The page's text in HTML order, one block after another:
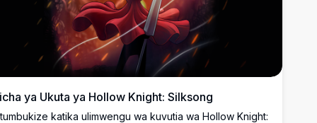
ya Ukuta ya Hollow Knight: Silksong
katika ulimwengu wa kuvutia wa Hollow Knight: